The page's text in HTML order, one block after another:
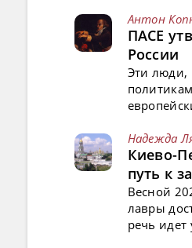
Антон
ПАСЕ
России
Эти люди,
Надежда
Киево-
путь к
Весной
лавры
речь идет